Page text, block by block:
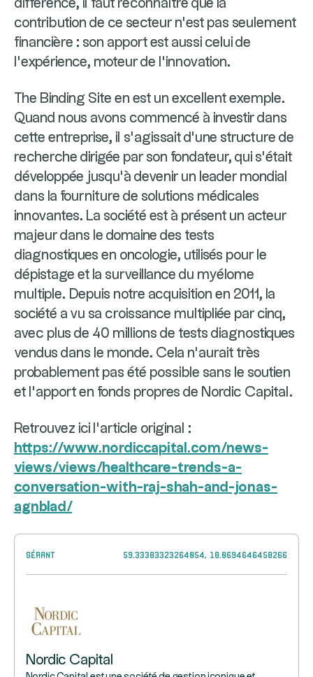
différence, il faut reconnaître que la
contribution de ce secteur n’est pas seulement
financière : son apport est aussi celui de
l’expérience, moteur de l’innovation.
The Binding Site en est un excellent exemple.
Quand nous avons commencé à investir dans
cette entreprise, il s’agissait d’une structure de
recherche dirigée par son fondateur, qui s’était
développée jusqu’à devenir un leader mondial
dans la fourniture de solutions médicales
innovantes. La société est à présent un acteur
majeur dans le domaine des tests
diagnostiques en oncologie, utilisés pour le
dépistage et la surveillance du myélome
multiple. Depuis notre acquisition en 2011, la
société a vu sa croissance multipliée par cinq,
avec plus de 40 millions de tests diagnostiques
vendus dans le monde. Cela n’aurait très
probablement pas été possible sans le soutien
et l’apport en fonds propres de Nordic Capital.
Retrouvez ici l’article original :
https://www.nordiccapital.com/news-
views/views/healthcare-trends-a-
conversation-with-raj-shah-and-jonas-
agnblad/
Gérant 59.33383323264054, 18.0694646458266
Nordic Capital